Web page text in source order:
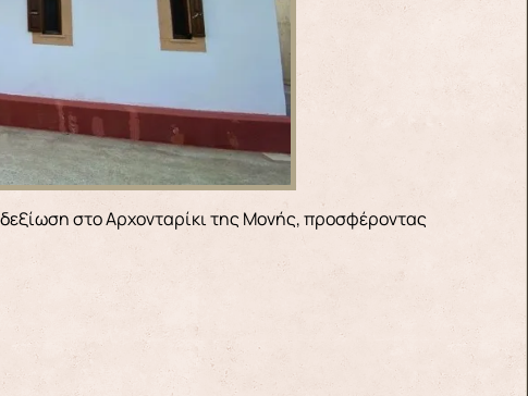
στο Αρχονταρίκι της Μονής, προσφέροντας